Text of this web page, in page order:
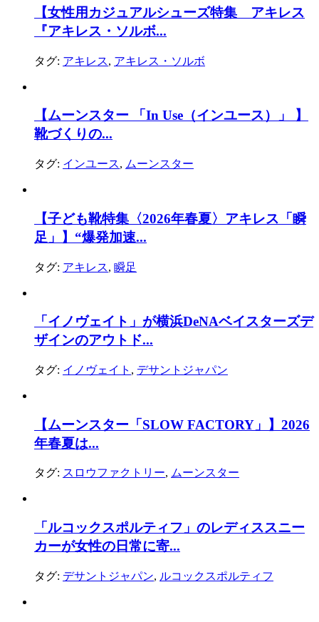
【女性用カジュアルシューズ特集 アキレス
『アキレス・ソルボ...
タグ: アキレス, アキレス・ソルボ
【ムーンスター 「In Use（インユース）」 】
靴づくりの...
タグ: インユース, ムーンスター
【子ども靴特集〈2026年春夏〉アキレス「瞬
足」】“爆発加速...
タグ: アキレス, 瞬足
「イノヴェイト」が横浜DeNAベイスターズデ
ザインのアウトド...
タグ: イノヴェイト , デサントジャパン
【ムーンスター「SLOW FACTORY」】2026
年春夏は...
タグ: スロウファクトリー, ムーンスター
「ルコックスポルティフ」のレディススニー
カーが女性の日常に寄...
タグ: デサントジャパン, ルコックスポルティフ